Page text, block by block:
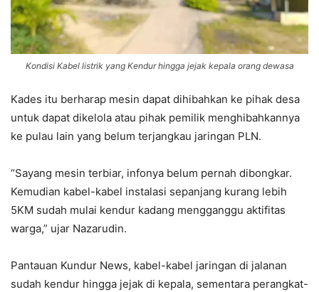
Kondisi Kabel listrik yang Kendur hingga jejak kepala orang dewasa
Kades itu berharap mesin dapat dihibahkan ke pihak desa
untuk dapat dikelola atau pihak pemilik menghibahkannya
ke pulau lain yang belum terjangkau jaringan PLN.
“Sayang mesin terbiar, infonya belum pernah dibongkar.
Kemudian kabel-kabel instalasi sepanjang kurang lebih
5KM sudah mulai kendur kadang mengganggu aktifitas
warga,” ujar Nazarudin.
Pantauan Kundur News, kabel-kabel jaringan di jalanan
sudah kendur hingga jejak di kepala, sementara perangkat-